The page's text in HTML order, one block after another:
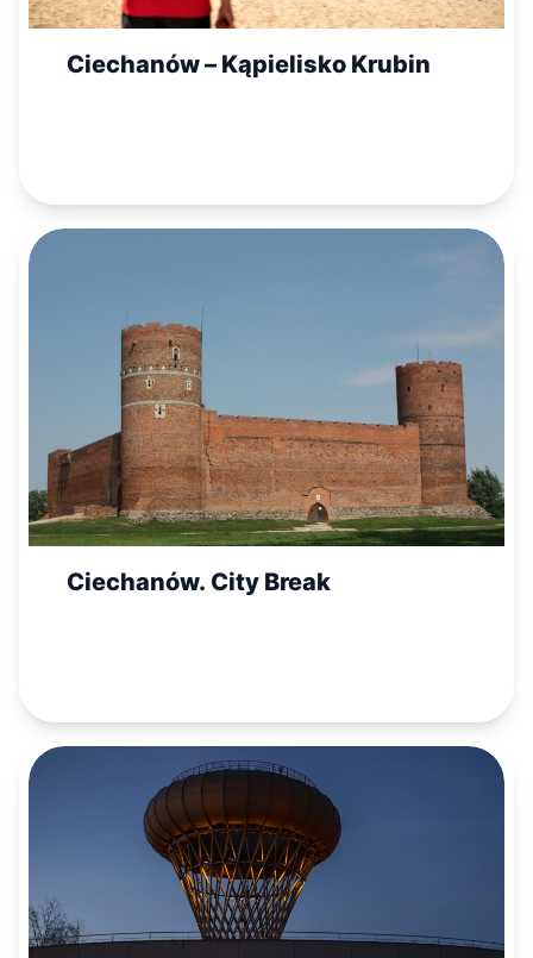
Ciechanów – Kąpielisko Krubin
Ciechanów. City Break